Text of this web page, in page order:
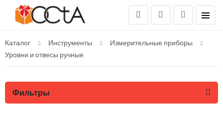
Каталог Инструменты
Измерительные приборы
Уровни и отвесы ручные
Фильтры